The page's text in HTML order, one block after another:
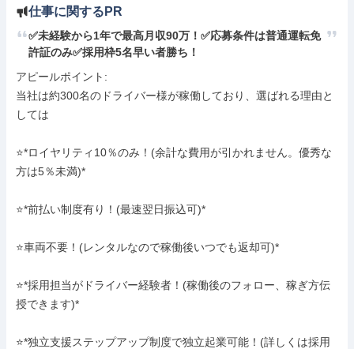
仕事に関するPR
✅未経験から1年で最高月収90万！✅応募条件は普通運転免
許証のみ✅採用枠5名早い者勝ち！
アピールポイント:
当社は約300名のドライバー様が稼働しており、選ばれる理由と
しては
⭐*ロイヤリティ10％のみ！(余計な費用が引かれません。優秀な
方は5％未満)*
⭐*前払い制度有り！(最速翌日振込可)*
⭐車両不要！(レンタルなので稼働後いつでも返却可)*
⭐*採用担当がドライバー経験者！(稼働後のフォロー、稼ぎ方伝
授できます)*
⭐*独立支援ステップアップ制度で独立起業可能！(詳しくは採用